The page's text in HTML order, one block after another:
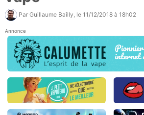
Par Guillaume Bailly , le 11/12/2018 à 18h02
Annonce